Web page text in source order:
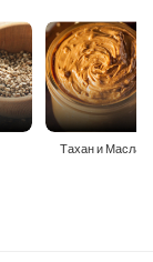
Тахан и Масла